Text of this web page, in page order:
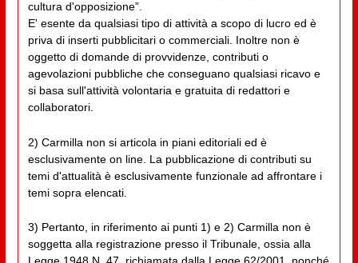
cultura d'opposizione”.
E' esente da qualsiasi tipo di attività a scopo di lucro ed è
priva di inserti pubblicitari o commerciali. Inoltre non è
oggetto di domande di provvidenze, contributi o
agevolazioni pubbliche che conseguano qualsiasi ricavo e
si basa sull'attività volontaria e gratuita di redattori e
collaboratori.
2) Carmilla non si articola in piani editoriali ed è
esclusivamente on line. La pubblicazione di contributi su
temi d'attualità è esclusivamente funzionale ad affrontare i
temi sopra elencati.
3) Pertanto, in riferimento ai punti 1) e 2) Carmilla non è
soggetta alla registrazione presso il Tribunale, ossia alla